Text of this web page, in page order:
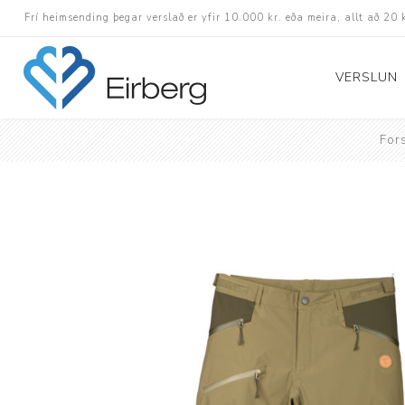
Frí heimsending þegar verslað er yfir 10.000 kr. eða meira, allt að 20
VERSLUN
Barnaskór
Eldri skór á afslætti